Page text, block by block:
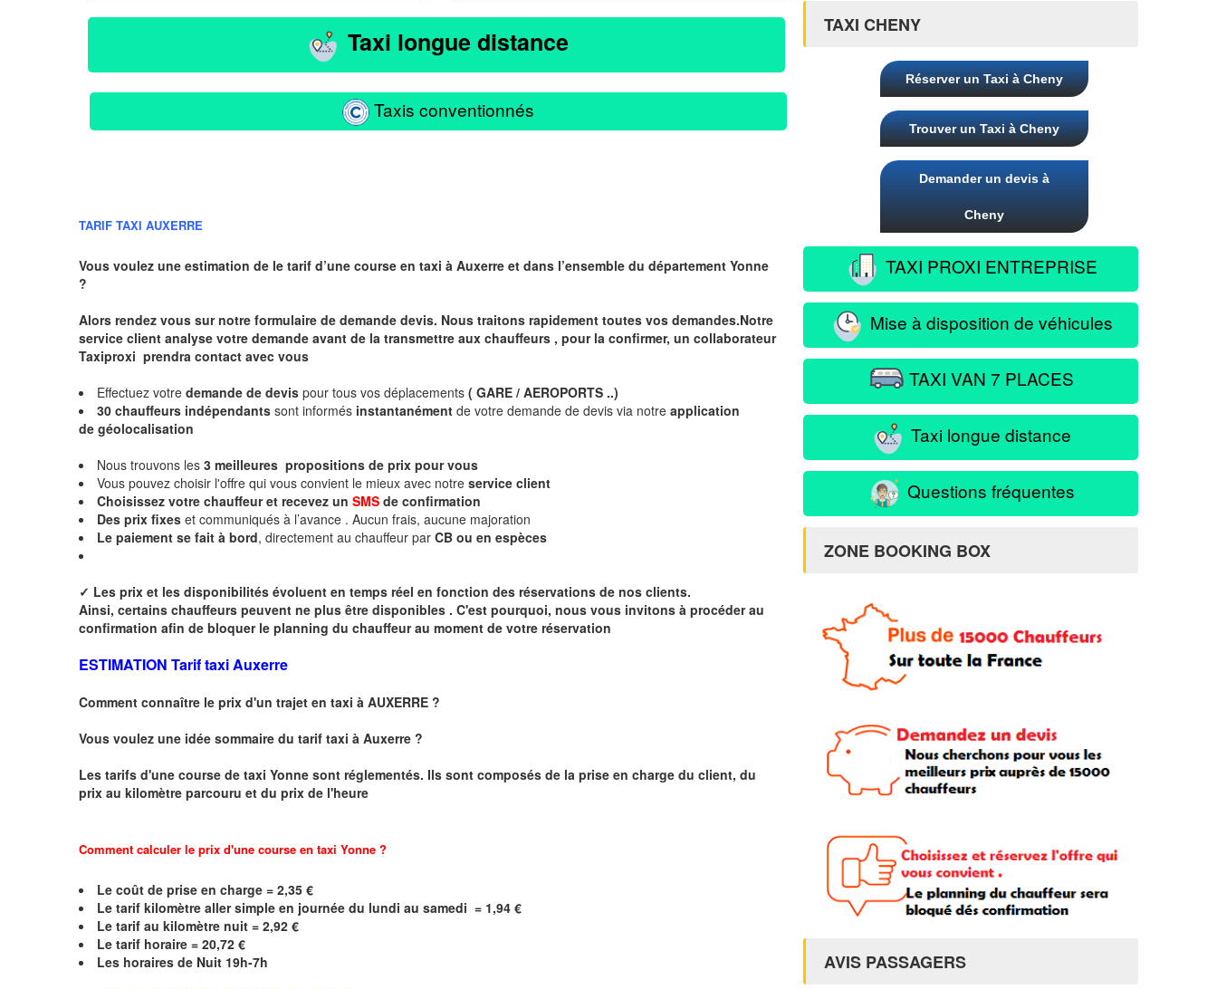
Taxi longue distance
Taxis conventionnés
TARIF TAXI AUXERRE
Vous voulez une estimation de le tarif d’une course en taxi à Auxerre et dans l’ensemble du département Yonne
?
Alors rendez vous sur notre formulaire de demande devis. Nous traitons rapidement toutes vos demandes.Notre
service client analyse votre demande avant de la transmettre aux chauffeurs , pour la confirmer, un collaborateur
Taxiproxi prendra contact avec vous
Effectuez votre demande de devis pour tous vos déplacements ( GARE / AEROPORTS ..)
30 chauffeurs indépendants sont informés instantanément de votre demande de devis via notre application
de géolocalisation
Nous trouvons les 3 meilleures propositions de prix pour vous
Vous pouvez choisir l'offre qui vous convient le mieux avec notre service client
Choisissez votre chauffeur et recevez un SMS de confirmation
Des prix fixes et communiqués à l’avance . Aucun frais, aucune majoration
Le paiement se fait à bord, directement au chauffeur par CB ou en espèces
✓ Les prix et les disponibilités évoluent en temps réel en fonction des réservations de nos clients.
Ainsi, certains chauffeurs peuvent ne plus être disponibles . C'est pourquoi, nous vous invitons à procéder au
confirmation afin de bloquer le planning du chauffeur au moment de votre réservation
ESTIMATION Tarif taxi Auxerre
Comment connaître le prix d'un trajet en taxi à AUXERRE ?
Vous voulez une idée sommaire du tarif taxi à Auxerre ?
Les tarifs d'une course de taxi Yonne sont réglementés. Ils sont composés de la prise en charge du client, du
prix au kilomètre parcouru et du prix de l'heure
Comment calculer le prix d'une course en taxi Yonne ?
Le coût de prise en charge = 2,35 €
Le tarif kilomètre aller simple en journée du lundi au samedi = 1,94 €
Le tarif au kilomètre nuit = 2,92 €
Le tarif horaire = 20,72 €
Les horaires de Nuit 19h-7h
TAXI CHENY
Réserver un Taxi à Cheny
Trouver un Taxi à Cheny
Demander un devis à
Cheny
TAXI PROXI ENTREPRISE
Mise à disposition de véhicules
TAXI VAN 7 PLACES
Taxi longue distance
Questions fréquentes
ZONE BOOKING BOX
AVIS PASSAGERS